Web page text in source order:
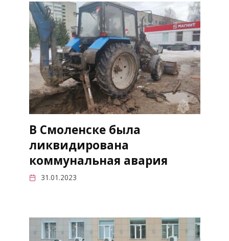
В Смоленске была
ликвидирована
коммунальная авария
31.01.2023